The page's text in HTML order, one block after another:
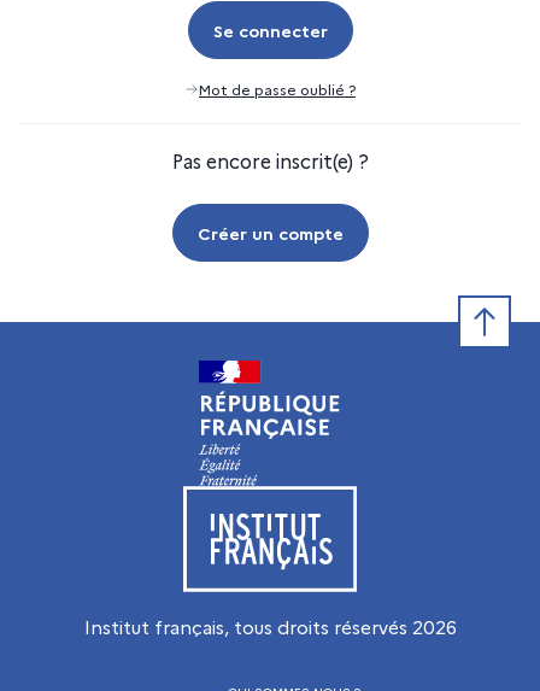
Se connecter
Se connecter
Mot de passe oublié ?
Pas encore inscrit(e) ?
Créer un compte
Visiter le site de l’Institut français
Institut français, tous droits réservés 2026